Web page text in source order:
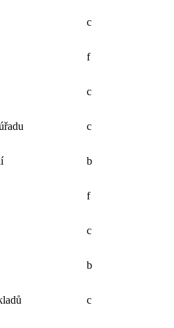
c
f
c
c
b
f
c
b
c